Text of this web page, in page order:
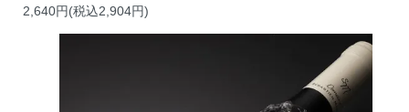
2,640円(税込2,904円)